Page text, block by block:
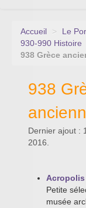
Le Portillon
Appel à
Nos outils de
Qui sommes-
Accueil > Le
930-990 Histoire
938 Grèce
938
Dernier ajout :
2016.
Petite
musée